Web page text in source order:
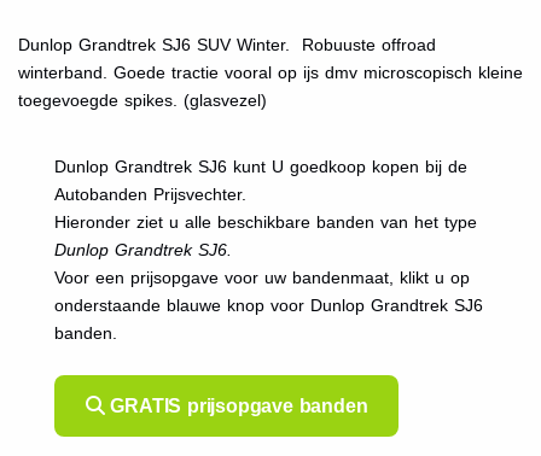
Dunlop Grandtrek SJ6 SUV Winter. Robuuste offroad
winterband. Goede tractie vooral op ijs dmv microscopisch kleine
toegevoegde spikes. (glasvezel)
Dunlop Grandtrek SJ6 kunt U goedkoop kopen bij de
Autobanden Prijsvechter.
Hieronder ziet u alle beschikbare banden van het type
Dunlop Grandtrek SJ6.
Voor een prijsopgave voor uw bandenmaat, klikt u op
onderstaande blauwe knop voor Dunlop Grandtrek SJ6
banden.
GRATIS prijsopgave banden